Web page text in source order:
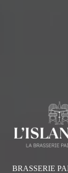
BRASSERIE